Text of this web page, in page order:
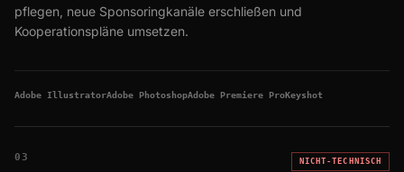
pflegen, neue Sponsoringkanäle erschließen und
Kooperationspläne umsetzen.
Adobe IllustratorAdobe PhotoshopAdobe Premiere ProKeyshot
03 NICHT-TECHNISCH